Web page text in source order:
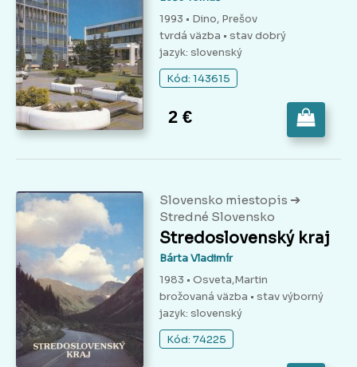
1993 • Dino, Prešov
tvrdá väzba • stav dobrý
jazyk: slovenský
Kód: 143615
2 €
Slovensko miestopis ➔
Stredné Slovensko
Stredoslovenský kraj
Bárta Vladimír
1983 • Osveta,Martin
brožovaná väzba • stav výborný
jazyk: slovenský
Kód: 74225